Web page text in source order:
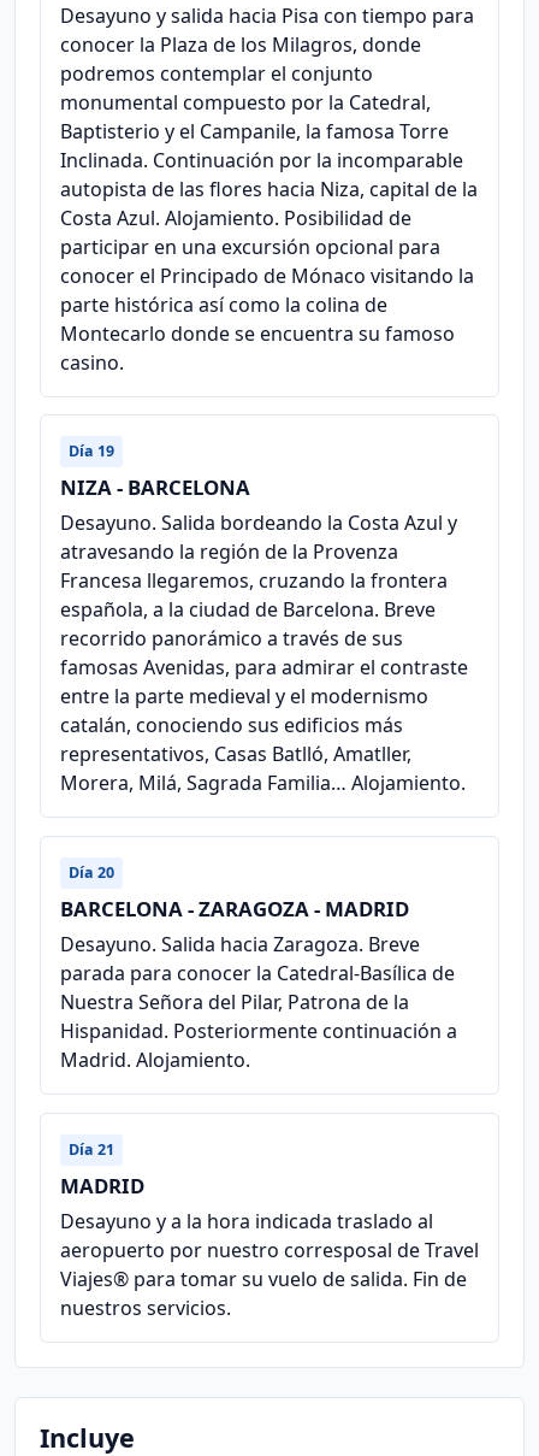
Desayuno y salida hacia Pisa con tiempo para
conocer la Plaza de los Milagros, donde
podremos contemplar el conjunto
monumental compuesto por la Catedral,
Baptisterio y el Campanile, la famosa Torre
Inclinada. Continuación por la incomparable
autopista de las flores hacia Niza, capital de la
Costa Azul. Alojamiento. Posibilidad de
participar en una excursión opcional para
conocer el Principado de Mónaco visitando la
parte histórica así como la colina de
Montecarlo donde se encuentra su famoso
casino.
Día 19
NIZA - BARCELONA
Desayuno. Salida bordeando la Costa Azul y
atravesando la región de la Provenza
Francesa llegaremos, cruzando la frontera
española, a la ciudad de Barcelona. Breve
recorrido panorámico a través de sus
famosas Avenidas, para admirar el contraste
entre la parte medieval y el modernismo
catalán, conociendo sus edificios más
representativos, Casas Batlló, Amatller,
Morera, Milá, Sagrada Familia… Alojamiento.
Día 20
BARCELONA - ZARAGOZA - MADRID
Desayuno. Salida hacia Zaragoza. Breve
parada para conocer la Catedral-Basílica de
Nuestra Señora del Pilar, Patrona de la
Hispanidad. Posteriormente continuación a
Madrid. Alojamiento.
Día 21
MADRID
Desayuno y a la hora indicada traslado al
aeropuerto por nuestro corresposal de Travel
Viajes® para tomar su vuelo de salida. Fin de
nuestros servicios.
Incluye